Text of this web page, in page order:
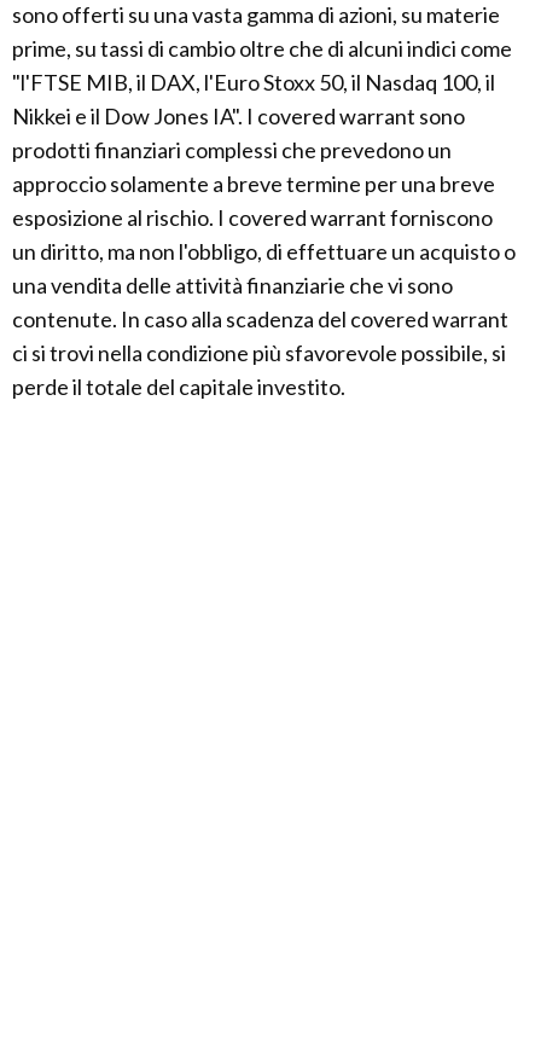
sono offerti su una vasta gamma di azioni, su materie
prime, su tassi di cambio oltre che di alcuni indici come
"l'FTSE MIB, il DAX, l'Euro Stoxx 50, il Nasdaq 100, il
Nikkei e il Dow Jones IA". I covered warrant sono
prodotti finanziari complessi che prevedono un
approccio solamente a breve termine per una breve
esposizione al rischio. I covered warrant forniscono
un diritto, ma non l'obbligo, di effettuare un acquisto o
una vendita delle attività finanziarie che vi sono
contenute. In caso alla scadenza del covered warrant
ci si trovi nella condizione più sfavorevole possibile, si
perde il totale del capitale investito.